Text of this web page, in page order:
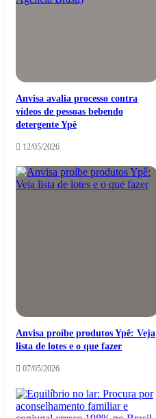
Anvisa avalia processo contra
vídeos de pessoas bebendo
detergente Ypê
12/05/2026
Anvisa proíbe produtos Ypê: Veja
lista de lotes e o que fazer
07/05/2026